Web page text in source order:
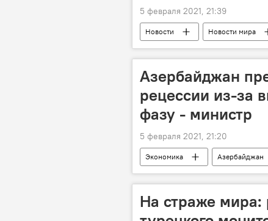
5 февраля 2021, 21:39
Новости Новости мира
сотрудничество
Иран
Азербайджан
рецессии из-за
фазу - министр
5 февраля 2021, 21:20
Экономика Азербайджан
На страже мира: